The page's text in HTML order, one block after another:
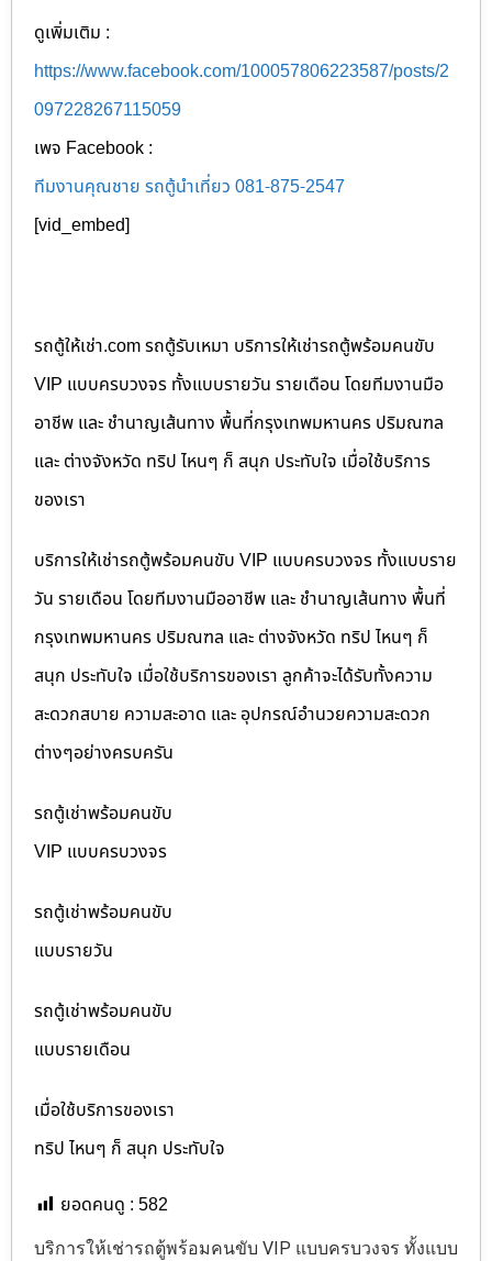
ดูเพิ่มเติม :
https://www.facebook.com/100057806223587/posts/2
097228267115059
เพจ Facebook :
ทีมงานคุณชาย รถตู้นำเที่ยว 081-875-2547
[vid_embed]
รถตู้ให้เช่า.com รถตู้รับเหมา บริการให้เช่ารถตู้พร้อมคนขับ
VIP แบบครบวงจร ทั้งแบบรายวัน รายเดือน โดยทีมงานมือ
อาชีพ และ ชำนาญเส้นทาง พื้นที่กรุงเทพมหานคร ปริมณฑล
และ ต่างจังหวัด ทริป ไหนๆ ก็ สนุก ประทับใจ เมื่อใช้บริการ
ของเรา
บริการให้เช่ารถตู้พร้อมคนขับ VIP แบบครบวงจร ทั้งแบบราย
วัน รายเดือน โดยทีมงานมืออาชีพ และ ชำนาญเส้นทาง พื้นที่
กรุงเทพมหานคร ปริมณฑล และ ต่างจังหวัด ทริป ไหนๆ ก็
สนุก ประทับใจ เมื่อใช้บริการของเรา ลูกค้าจะได้รับทั้งความ
สะดวกสบาย ความสะอาด และ อุปกรณ์อำนวยความสะดวก
ต่างๆอย่างครบครัน
รถตู้เช่าพร้อมคนขับ
VIP แบบครบวงจร
รถตู้เช่าพร้อมคนขับ
แบบรายวัน
รถตู้เช่าพร้อมคนขับ
แบบรายเดือน
เมื่อใช้บริการของเรา
ทริป ไหนๆ ก็ สนุก ประทับใจ
ยอดคนดู : 582
บริการให้เช่ารถตู้พร้อมคนขับ VIP แบบครบวงจร ทั้งแบบ